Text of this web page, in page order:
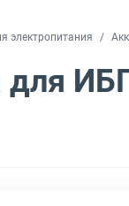
электропитания
для